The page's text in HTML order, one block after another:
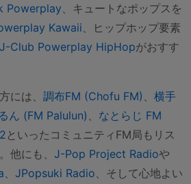
Powerplay 、キュートなポップスを
Kawaii 、ヒップホップ要素
J-Club Powerplay HipHopがおすす
には、 調布FM (Chofu FM)
横手
ん (FM Palulun)
なとらじ FM
といったコミュニティFM局もリス
他にも、 J-Pop Project Radioや
JPopsuki Radio 、そして心地よい